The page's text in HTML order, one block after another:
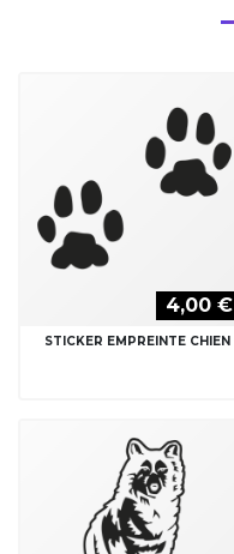
4,00 €
STICKER EMPREINTE CHIEN